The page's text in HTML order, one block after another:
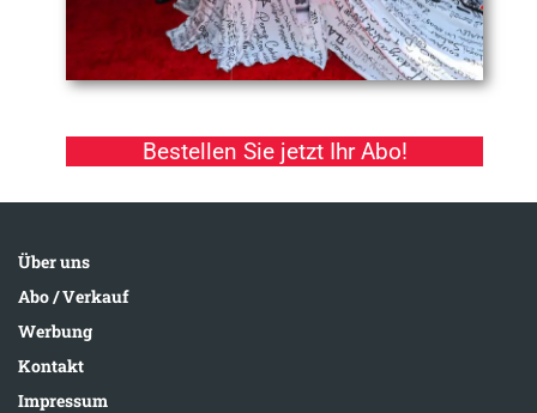
Bestellen Sie jetzt Ihr Abo!
Über uns
Abo / Verkauf
Werbung
Kontakt
Impressum